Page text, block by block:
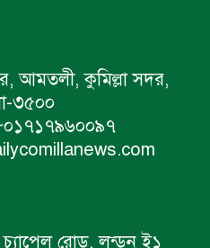
আমতলী, কুমিল্লা সদর,
৩৫০০
রোড, লন্ডন ই১